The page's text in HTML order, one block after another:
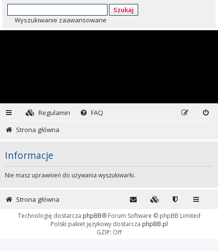
Szukaj
Wyszukiwanie zaawansowane
Regulamin
FAQ
Strona główna
Informacje
Nie masz uprawnień do używania wyszukiwarki.
Strona główna
Technologię dostarcza phpBB® Forum Software © phpBB Limited
Polski pakiet językowy dostarcza phpBB.pl
GZIP: Off